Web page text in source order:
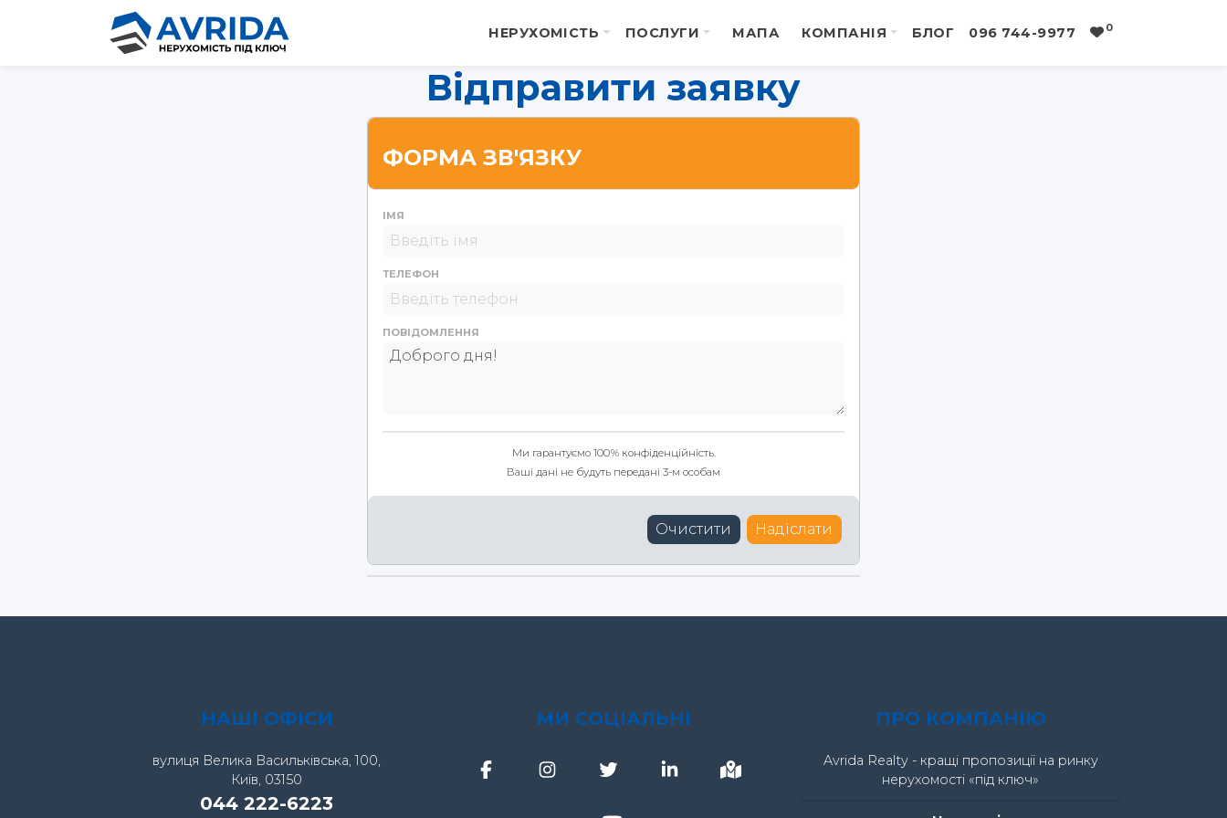
НЕРУХОМІСТЬ ПОСЛУГИ МАПА КОМПАНІЯ БЛОГ 096 744-9977 0
Відправити заявку
ФОРМА ЗВ'ЯЗКУ
ІМЯ
ТЕЛЕФОН
ПОВІДОМЛЕННЯ
Ми гарантуємо 100 % конфіденційність.
Ваші дані не будуть передані 3-м особам
Очистити Надіслати
НАШІ ОФІСИ
вулиця Велика Васильківська, 100,
Київ, 03150
044 222-6223
МИ СОЦІАЛЬНІ ПРО КОМПАНІЮ
Avrida Realty - кращі пропозиції на ринку
нерухомості «під ключ»